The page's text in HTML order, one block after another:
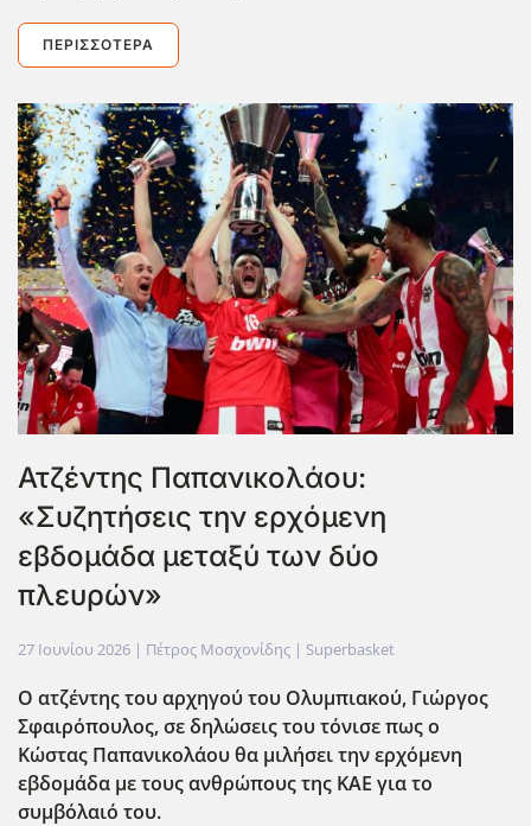
ΠΕΡΙΣΣΌΤΕΡΑ
Ατζέντης Παπανικολάου:
«Συζητήσεις την ερχόμενη
εβδομάδα μεταξύ των δύο
πλευρών»
27 Ιουνίου 2026 | Πέτρος Μοσχονίδης | Superbasket
Ο ατζέντης του αρχηγού του Ολυμπιακού, Γιώργος
Σφαιρόπουλος, σε δηλώσεις του τόνισε πως ο
Κώστας Παπανικολάου θα μιλήσει την ερχόμενη
εβδομάδα με τους ανθρώπους της ΚΑΕ για το
συμβόλαιό του.